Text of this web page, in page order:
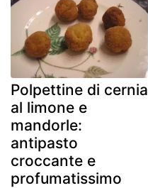
Polpettine di cernia
al limone e
mandorle:
antipasto
croccante e
profumatissimo